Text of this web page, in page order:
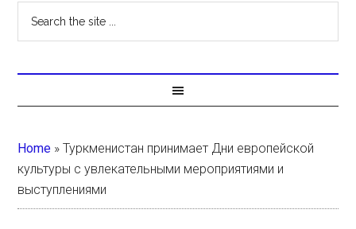
Home »Туркменистан принимает Дни европейской
культуры с увлекательными мероприятиями и
выступлениями